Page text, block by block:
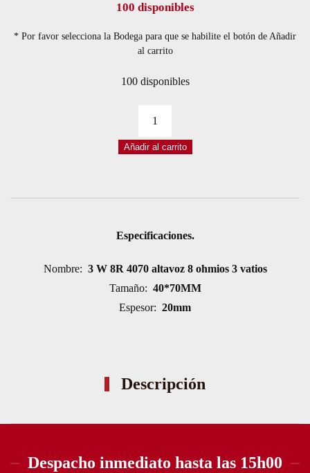
100 disponibles
* Por favor selecciona la Bodega para que se habilite el botón de Añadir
al carrito
100 disponibles
OHM
Añadir al carrito
Especificaciones.
Nombre: 3 W 8R 4070 altavoz 8 ohmios 3 vatios
Tamaño: 40*70MM
Espesor: 20mm
Descripción
Despacho inmediato hasta las 15h00